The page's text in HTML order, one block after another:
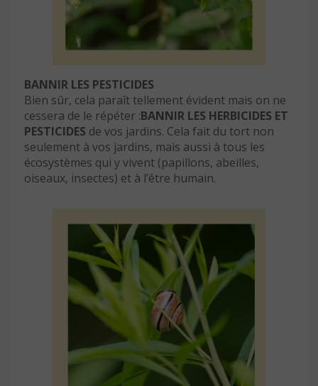
BANNIR LES PESTICIDES
Bien sûr, cela paraît tellement évident mais on ne
cessera de le répéter :BANNIR LES HERBICIDES ET
PESTICIDES de vos jardins. Cela fait du tort non
seulement à vos jardins, mais aussi à tous les
écosystèmes qui y vivent (papillons, abeilles,
oiseaux, insectes) et à l’être humain.